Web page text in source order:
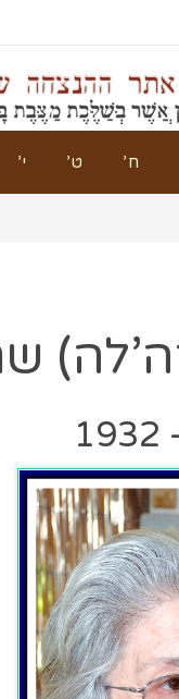
י’ ט’ ח’